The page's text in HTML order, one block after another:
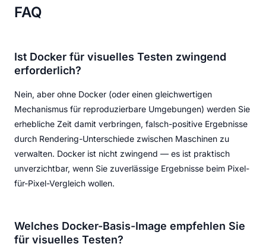
FAQ
Ist Docker für visuelles Testen zwingend
erforderlich?
Nein, aber ohne Docker (oder einen gleichwertigen
Mechanismus für reproduzierbare Umgebungen) werden Sie
erhebliche Zeit damit verbringen, falsch-positive Ergebnisse
durch Rendering-Unterschiede zwischen Maschinen zu
verwalten. Docker ist nicht zwingend — es ist praktisch
unverzichtbar, wenn Sie zuverlässige Ergebnisse beim Pixel-
für-Pixel-Vergleich wollen.
Welches Docker-Basis-Image empfehlen Sie
für visuelles Testen?